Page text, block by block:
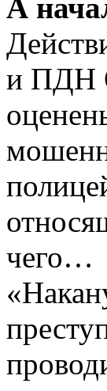
А
и ПДН
чего…